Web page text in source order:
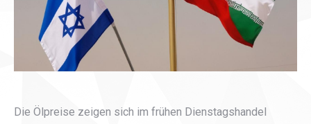
Die Ölpreise zeigen sich im frühen Dienstagshandel